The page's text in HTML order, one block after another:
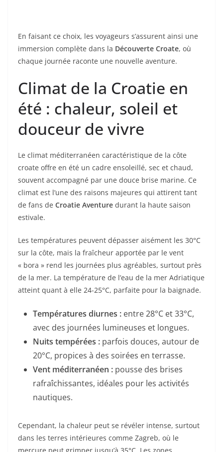
En faisant ce choix, les voyageurs s’assurent ainsi une
immersion complète dans la Découverte Croate, où
chaque journée raconte une nouvelle aventure.
Climat de la Croatie en
été : chaleur, soleil et
douceur de vivre
Le climat méditerranéen caractéristique de la côte
croate offre en été un cadre ensoleillé, sec et chaud,
souvent accompagné par une douce brise marine. Ce
climat est l’une des raisons majeures qui attirent tant
de fans de Croatie Aventure durant la haute saison
estivale.
Les températures peuvent dépasser aisément les 30°C
sur la côte, mais la fraîcheur apportée par le vent
« bora » rend les journées plus agréables, surtout près
de la mer. La température de l’eau de la mer Adriatique
atteint quant à elle 24-25°C, parfaite pour la baignade.
Températures diurnes : entre 28°C et 33°C,
avec des journées lumineuses et longues.
Nuits tempérées : parfois douces, autour de
20°C, propices à des soirées en terrasse.
Vent méditerranéen : pousse des brises
rafraîchissantes, idéales pour les activités
nautiques.
Cependant, la chaleur peut se révéler intense, surtout
dans les terres intérieures comme Zagreb, où le